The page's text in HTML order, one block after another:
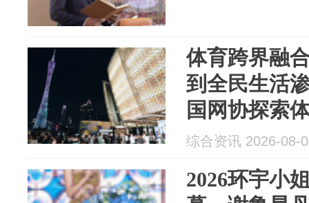
体育跨界融
到全民生活
国网协探索
综合资讯 2026-08-
2026环宇小